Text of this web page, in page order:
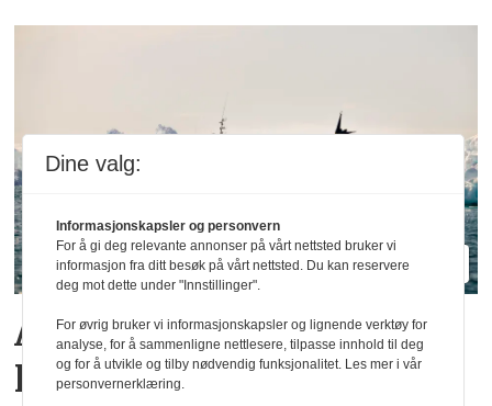
Arctic Umiaq Line og
Hurtigruten Norge
Dine valg:
Informasjonskapsler og personvern
For å gi deg relevante annonser på vårt nettsted bruker vi
informasjon fra ditt besøk på vårt nettsted. Du kan reservere
deg mot dette under "Innstillinger".
For øvrig bruker vi informasjonskapsler og lignende verktøy for
analyse, for å sammenligne nettlesere, tilpasse innhold til deg
og for å utvikle og tilby nødvendig funksjonalitet. Les mer i vår
personvernerklæring.